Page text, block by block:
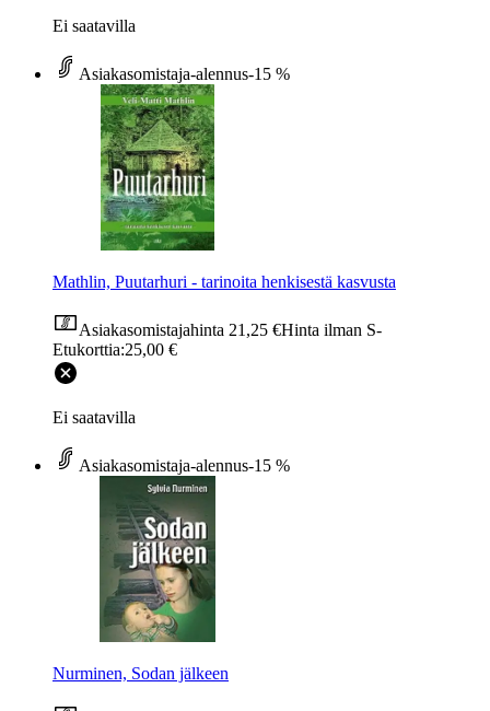
Ei saatavilla
Asiakasomistaja-alennus-15 %
Mathlin, Puutarhuri - tarinoita henkisestä kasvusta
Asiakasomistajahinta 21,25 €Hinta ilman S-
Etukorttia:25,00 €
Ei saatavilla
Asiakasomistaja-alennus-15 %
Nurminen, Sodan jälkeen